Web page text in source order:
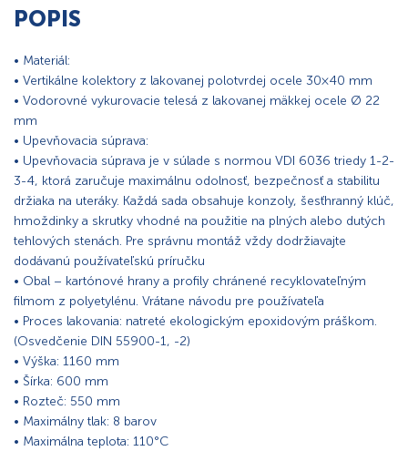
POPIS
• Materiál:
• Vertikálne kolektory z lakovanej polotvrdej ocele 30×40 mm
• Vodorovné vykurovacie telesá z lakovanej mäkkej ocele Ø 22
mm
• Upevňovacia súprava:
• Upevňovacia súprava je v súlade s normou VDI 6036 triedy 1-2-
3-4, ktorá zaručuje maximálnu odolnosť, bezpečnosť a stabilitu
držiaka na uteráky. Každá sada obsahuje konzoly, šesťhranný klúč,
hmoždinky a skrutky vhodné na použitie na plných alebo dutých
tehlových stenách. Pre správnu montáž vždy dodržiavajte
dodávanú používateľskú príručku
• Obal – kartónové hrany a profily chránené recyklovateľným
filmom z polyetylénu. Vrátane návodu pre používateľa
• Proces lakovania: natreté ekologickým epoxidovým práškom.
(Osvedčenie DIN 55900-1, -2)
• Výška: 1160 mm
• Šírka: 600 mm
• Rozteč: 550 mm
• Maximálny tlak: 8 barov
• Maximálna teplota: 110°C